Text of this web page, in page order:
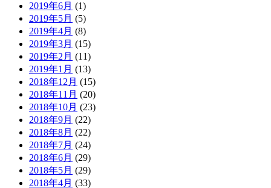
2019年6月 (1)
2019年5月 (5)
2019年4月 (8)
2019年3月 (15)
2019年2月 (11)
2019年1月 (13)
2018年12月 (15)
2018年11月 (20)
2018年10月 (23)
2018年9月 (22)
2018年8月 (22)
2018年7月 (24)
2018年6月 (29)
2018年5月 (29)
2018年4月 (33)